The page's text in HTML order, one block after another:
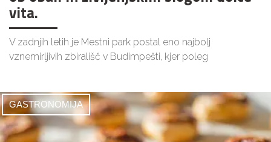
vita.
V zadnjih letih je Mestni park postal eno najbolj
vznemirljivih zbirališč v Budimpešti, kjer poleg
GASTRONOMIJA